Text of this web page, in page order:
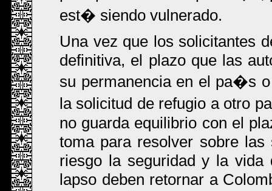
est� siendo vulnerado.
Una vez que los solicitantes
definitiva, el plazo que las
su permanencia en el pa�s
la solicitud de refugio a otro
no guarda equilibrio con el
toma para resolver sobre
riesgo la seguridad y la vida
lapso deben retornar a